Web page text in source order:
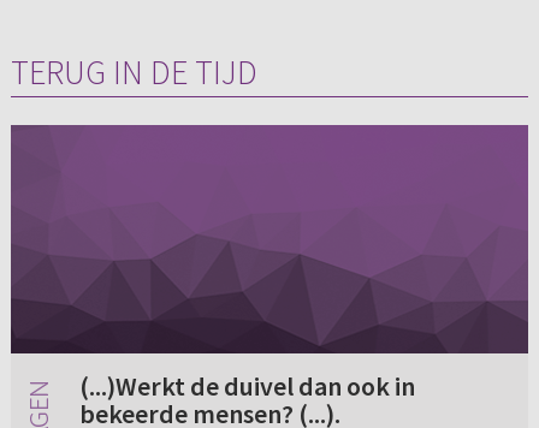
TERUG IN DE TIJD
(...)Werkt de duivel dan ook in
bekeerde mensen? (...).